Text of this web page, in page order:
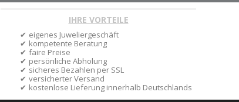
IHRE VORTEILE
eigenes Juweliergeschäft
kompetente Beratung
faire Preise
persönliche Abholung
sicheres Bezahlen per SSL
versicherter Versand
kostenlose Lieferung innerhalb Deutschlands